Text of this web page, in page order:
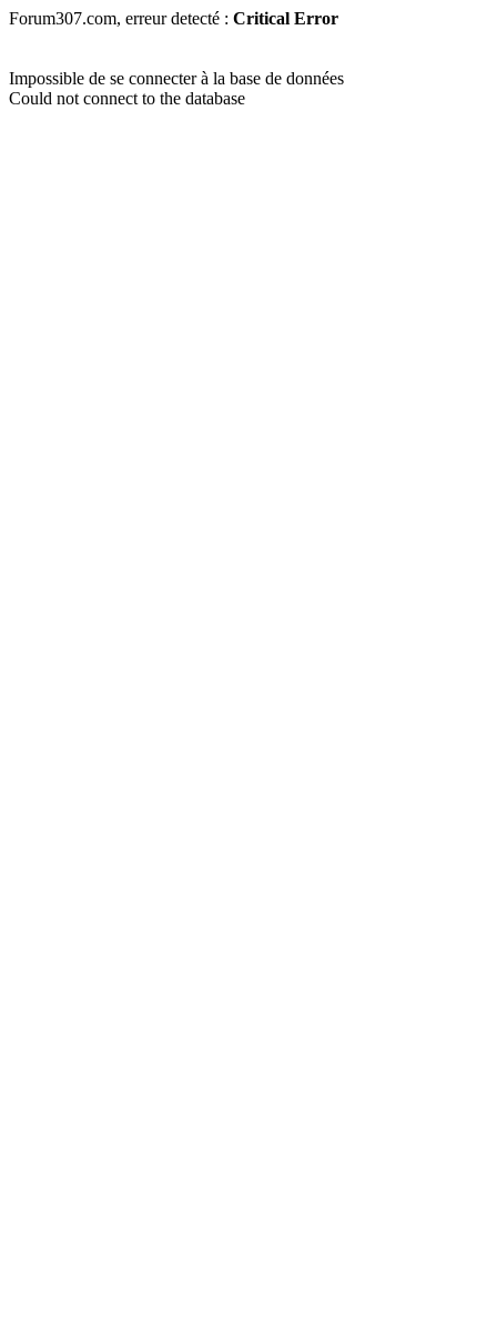
Forum307.com, erreur detecté : Critical Error
Impossible de se connecter à la base de données
Could not connect to the database